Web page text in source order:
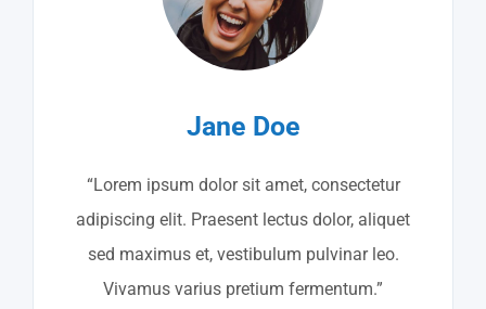
Jane Doe
“Lorem ipsum dolor sit amet, consectetur
adipiscing elit. Praesent lectus dolor, aliquet
sed maximus et, vestibulum pulvinar leo.
Vivamus varius pretium fermentum.”